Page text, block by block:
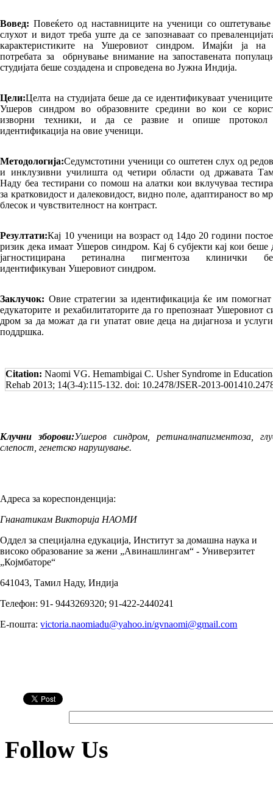
Вовед:Повеќето од наставниците на уче­ни­ци со
слухот и видот треба уш­те да се запознаваат со
ка­ра­кте­рис­ти­ките на Ушеровиот синдром. Имај­ќи ја на
потребата за обрнување вн­им­ание на за­пос­тавената
сту­ди­ја­та беше соз­да­де­на и спроведена во Јужна Индија.
Цели:Целта на студијата беше да се иден­ти­фи­куваат
Ушеров синдром во об­разовните средини во кои се
изворни техники, и да се развие и опише про­токол
идентификација на овие ученици.
Методологија:Седумстотини ученици со ош­тетен слух од
и инклузивни учи­лиш­та од четири области од државата
Наду беа тестирани со помош на алатки кои вклучуваа
за кратковидост и да­ле­ковидост, видно поле, адаптираност во
блесок и чувствителност на контраст.
Резултати:Кај 10 ученици на возраст од 14до 20 години
ризик дека имаат Уше­ров син­дром. Кај 6 субјекти кај кои
јаг­нос­тиц­ирана ретинална пигментоза кли­нич­ки
идентификуван Ушеровиот синдром.
Заклучок: Овие стратегии за иден­ти­фи­ка­ци­ја ќе им
едукаторите и ре­ха­би­ли­таторите да го препознаат Ушеровиот
дром за да можат да ги упатат овие деца на дијагноза и
поддршка.
Citation: Naomi VG. Hemambigai C. Usher Syndrome in
Rehab 2013; 14(3-4):115-132. doi: 10.2478/JSER-2013-
Клучни зборови:Ушеров синдром, ретинал­напиг­ментоза,
слепост, генетско на­ру­шу­ва­ње.
Адреса за кореспонденција:
Гнанатикам Викторија НАОМИ
Оддел за специјална едукација, Институт за домашна наука и
високо образование за жени „Авинашлингам“ - Универзитет
„Којмбаторе“
641043, Тамил Наду, Индија
Телефон: 91- 9443269320; 91-422-2440241
Е-пошта:victoria.naomiadu@yahoo.in/gvnaomi@gmail.com
Follow Us